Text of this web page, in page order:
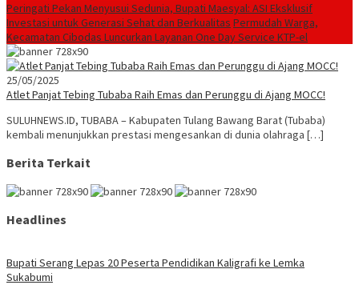
Peringati Pekan Menyusui Sedunia, Bupati Maesyal: ASI Eksklusif
Investasi untuk Generasi Sehat dan Berkualitas Permudah Warga,
Kecamatan Cibodas Luncurkan Layanan One Day Service KTP-el
25/05/2025
Atlet Panjat Tebing Tubaba Raih Emas dan Perunggu di Ajang MOCC!
SULUHNEWS.ID, TUBABA – Kabupaten Tulang Bawang Barat (Tubaba)
kembali menunjukkan prestasi mengesankan di dunia olahraga […]
Berita Terkait
Headlines
Bupati Serang Lepas 20 Peserta Pendidikan Kaligrafi ke Lemka
Sukabumi